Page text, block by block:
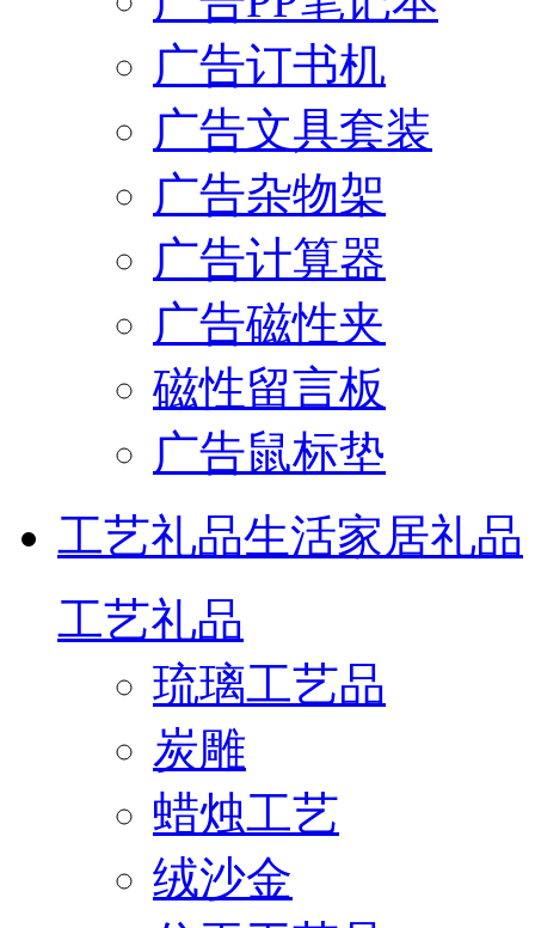
广告订书机
广告文具套装
广告杂物架
广告计算器
广告磁性夹
磁性留言板
广告鼠标垫
工艺礼品生活家居礼品
工艺礼品
琉璃工艺品
炭雕
蜡烛工艺
绒沙金